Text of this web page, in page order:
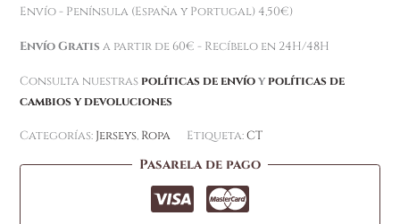
Envío - Península (España y Portugal) 4,50€)
Envío Gratis a partir de 60€ - Recíbelo en 24H/48H
Consulta nuestras políticas de envíoy políticas de
cambios y devoluciones
Categorías: Jerseys, Ropa Etiqueta:CT
Pasarela de pago